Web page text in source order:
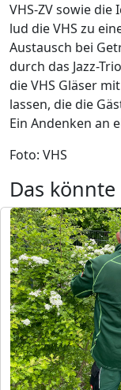
VHS-ZV sowie
lud die VHS zu
Austausch bei
durch das Jazz-
die VHS Gläser
lassen, die die
Ein Andenken an
Foto: VHS
Das